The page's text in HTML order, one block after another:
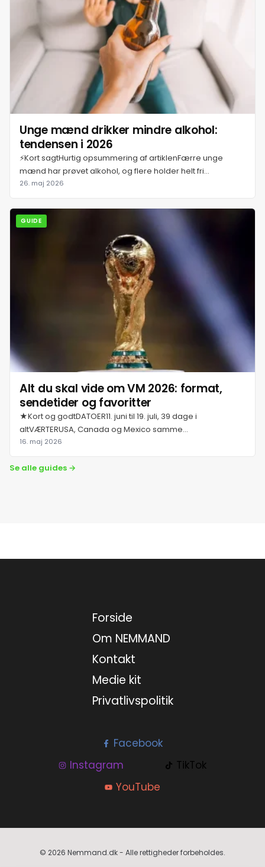
21. juli 2026
22. juli 2026
23. juli 2026
24. juli 2026
25. juli 2026
27. juli 2026
31. juli 2026
1. august 2026
2. august 2026
3. august 2026
7. august 2026
8. august 2026
Unge mænd drikker mindre alkohol:
tendensen i 2026
⚡Kort sagtHurtig opsummering af artiklenFærre unge
mænd har prøvet alkohol, og flere holder helt fri...
26. maj 2026
GUIDE
Alt du skal vide om VM 2026: format,
sendetider og favoritter
★Kort og godtDATOER11. juni til 19. juli, 39 dage i
altVÆRTERUSA, Canada og Mexico samme...
16. maj 2026
Se alle guides →
Forside
Om NEMMAND
Kontakt
Medie kit
Privatlivspolitik
Facebook
Instagram
TikTok
YouTube
© 2026 Nemmand.dk - Alle rettigheder forbeholdes.